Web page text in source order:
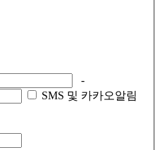
-
SMS 및 카카오알림